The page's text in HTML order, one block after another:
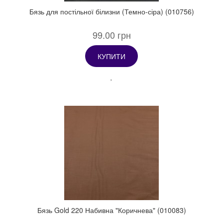
Бязь для постільної білизни (Темно-сіра) (010756)
99.00 грн
КУПИТИ
Бязь Gold 220 Набивна "Коричнева" (010083)